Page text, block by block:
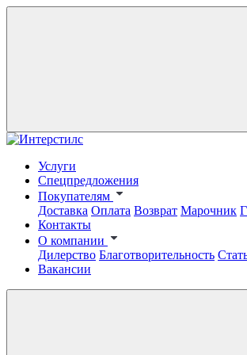
Услуги
Спецпредложения
Покупателям
Доставка Оплата Возврат Марочник
Контакты
О компании
Дилерство Благотворительность
Вакансии